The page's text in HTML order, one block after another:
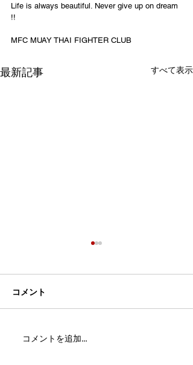
Life is always beautiful. Never give up on dream
!!
MFC MUAY THAI FIGHTER CLUB
最新記事 すべて表示
MFC DREAM FIGHT 24にご
コメント
コメントを追加…